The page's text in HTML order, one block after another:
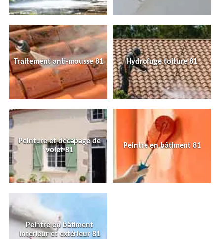
Traitement anti-mousse 81 Hydrofuge toiture 81
Peinture et décapage de
volet 81
Peintre en bâtiment 81
Peintre en bâtiment
intérieur et extérieur 81